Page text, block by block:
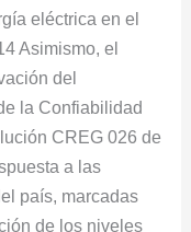
eléctrica en el
Asimismo, el
del
la Confiabilidad
CREG 026 de
a las
país, marcadas
de los niveles